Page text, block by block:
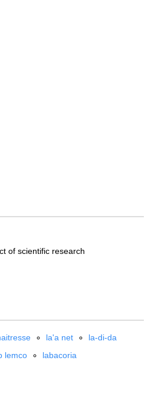
of scientific research
la'a net
la-di-da
lemco
labacoria